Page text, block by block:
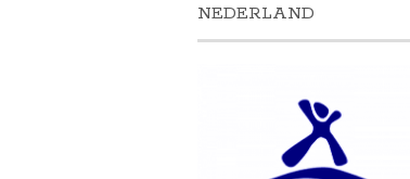
NEDERLAND